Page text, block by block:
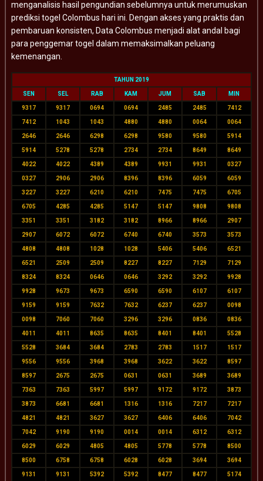
menganalisis hasil pengundian sebelumnya untuk merumuskan
prediksi togel Colombus hari ini. Dengan akses yang praktis dan
pembaruan konsisten, Data Colombus menjadi alat andal bagi
para penggemar togel dalam memaksimalkan peluang
kemenangan.
TAHUN 2019
SEN SEL RAB KAM JUM SAB MIN
9317 9317 0694 0694 2485 2485 7412
7412 1043 1043 4880 4880 0064 0064
2646 2646 6298 6298 9580 9580 5914
5914 5278 5278 2734 2734 8649 8649
4022 4022 4389 4389 9931 9931 0327
0327 2906 2906 8396 8396 6059 6059
3227 3227 6210 6210 7475 7475 6705
6705 4285 4285 5147 5147 9808 9808
3351 3351 3182 3182 8966 8966 2907
2907 6072 6072 6740 6740 3573 3573
4808 4808 1028 1028 5406 5406 6521
6521 2509 2509 8227 8227 7129 7129
8324 8324 0646 0646 3292 3292 9928
9928 9673 9673 6590 6590 6107 6107
9159 9159 7632 7632 6237 6237 0098
0098 7060 7060 3296 3296 0836 0836
4011 4011 8635 8635 8401 8401 5528
5528 3684 3684 2783 2783 1517 1517
9556 9556 3968 3968 3622 3622 8597
8597 2675 2675 0631 0631 3689 3689
7363 7363 5997 5997 9172 9172 3873
3873 6681 6681 1316 1316 7217 7217
4821 4821 3627 3627 6406 6406 7042
7042 9190 9190 0014 0014 6312 6312
6029 6029 4805 4805 5778 5778 8500
8500 6758 6758 6028 6028 3694 3694
9131 9131 5392 5392 8477 8477 5174